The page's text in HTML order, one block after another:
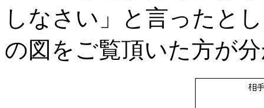
しなさい」と言ったと
の図をご覧頂いた方が